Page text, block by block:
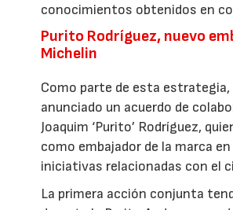
conocimientos obtenidos en
Purito Rodríguez, nuevo
Michelin
Como parte de esta estrategia,
anunciado un acuerdo de
Joaquim ‘Purito’ Rodríguez,
como embajador de la marca
iniciativas relacionadas con el
La primera acción conjunta